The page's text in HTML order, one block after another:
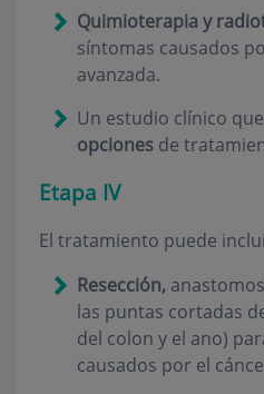
Quimioterapia y
síntomas causados
avanzada.
Un estudio clínico
opciones de
Etapa IV
El tratamiento puede
Resección,
las puntas cortadas
del colon y el ano)
causados por el